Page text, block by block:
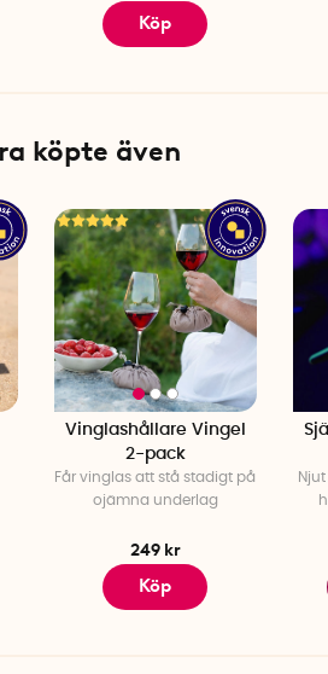
Köp
köpte även
Vinglashållare Vingel
2-pack
Får vinglas att stå stadigt på
ojämna underlag
249 kr
Köp